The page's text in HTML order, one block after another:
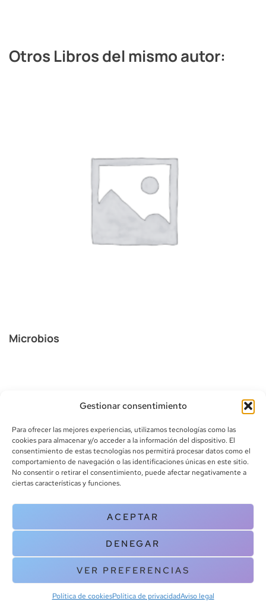
Gestionar consentimiento
Para ofrecer las mejores experiencias, utilizamos tecnologías como las
cookies para almacenar y/o acceder a la información del dispositivo. El
consentimiento de estas tecnologías nos permitirá procesar datos como el
comportamiento de navegación o las identificaciones únicas en este sitio.
No consentir o retirar el consentimiento, puede afectar negativamente a
ciertas características y funciones.
ACEPTAR
DENEGAR
VER PREFERENCIAS
Política de cookiesPolítica de privacidadAviso legal
Otros Libros del mismo autor:
Microbios
info@canoalibros.com
pedidos@canoalibros.com
CONTACTO
Copyright © 2025 Canoa Libros. All Rights Reserved |
cookies|Política de privacidad|Terminos y condiciones| Aviso legal
| Contacto